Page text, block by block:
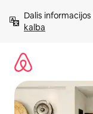
prie
turinio
Dalis
kalba